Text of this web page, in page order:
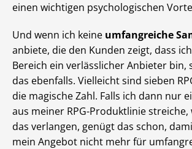
einen wichtigen psychologischen
Und wenn ich keine umfangreiche
anbiete, die den Kunden zeigt, dass
Bereich ein verlässlicher Anbieter bin,
das ebenfalls. Vielleicht sind sieben
die magische Zahl. Falls ich dann nur
aus meiner RPG-Produktlinie streiche,
das verlangen, genügt das schon,
mein Angebot nicht mehr für